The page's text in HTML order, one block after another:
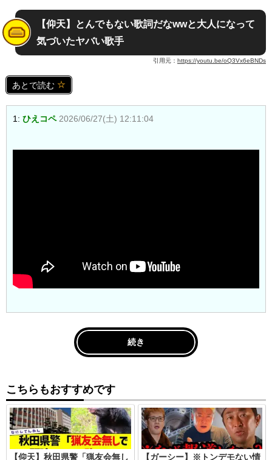
【仰天】とんでもない歌詞だなwwと大人になって
気づいたヤバい歌手
引用元： https://youtu.be/oQ3Vx6eBNDs
あとで読む
1: ひえコペ 2026/06/27(土) 12:11:04
続き
こちらもおすすめです
【仰天】秋田県警「猟友会無し 【ガーシー】※トンデモない情